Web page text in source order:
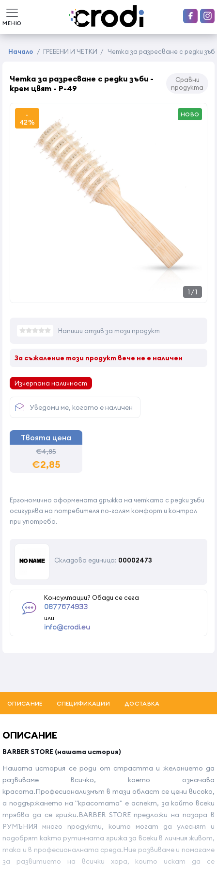
МЕНЮ
Начало / ГРЕБЕНИ И ЧЕТКИ / Четка за разресване с редки
Четка за разресване с редки зъби -
крем цвят - P-49
Сравни
продукта
1 /1
-
42%
НОВО
Ергономично оформената дръжка на четката с редки зъби
осигурява на потребителя по-голям комфорт и контрол
при употреба.
Складова единица: 00002473
Консултации? Обади се сега
0877674933
или
info@crodi.eu
Напиши отзив за този продукт
За съжаление този продукт вече не е наличен
Изчерпана наличност
Уведоми ме, когато е наличен
Твоята цена
€4,85
€2,85
ОПИСАНИЕ СПЕЦИФИКАЦИИ ДОСТАВКА
ОПИСАНИЕ
BARBER STORE (нашата история)
Нашата история се роди от страстта и желанието да
развиваме всичко, което означава
красота.Професионализмът в тази област се цени високо,
а поддържането на "красотата" е аспект, за който всеки
трябва да се грижи.BARBER STORE предложи на пазара в
РУМЪНИЯ много продукти, които могат да улеснят и
подобрят както рутинната грижа за всеки в личния живот,
така и в професионалната среда.Ние развиваме и помагаме
за развитието на всички хора, които искат да се